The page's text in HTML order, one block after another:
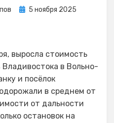
Posted
5 ноября 2025
выросла стоимость
Владивостока в Вольно-
и посёлок
в среднем от
от дальности
остановок на